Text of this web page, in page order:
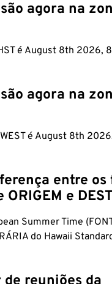
agora na
é August 8th 2026,
agora na
é August 8th
entre os
e
Summer Time
do Hawaii